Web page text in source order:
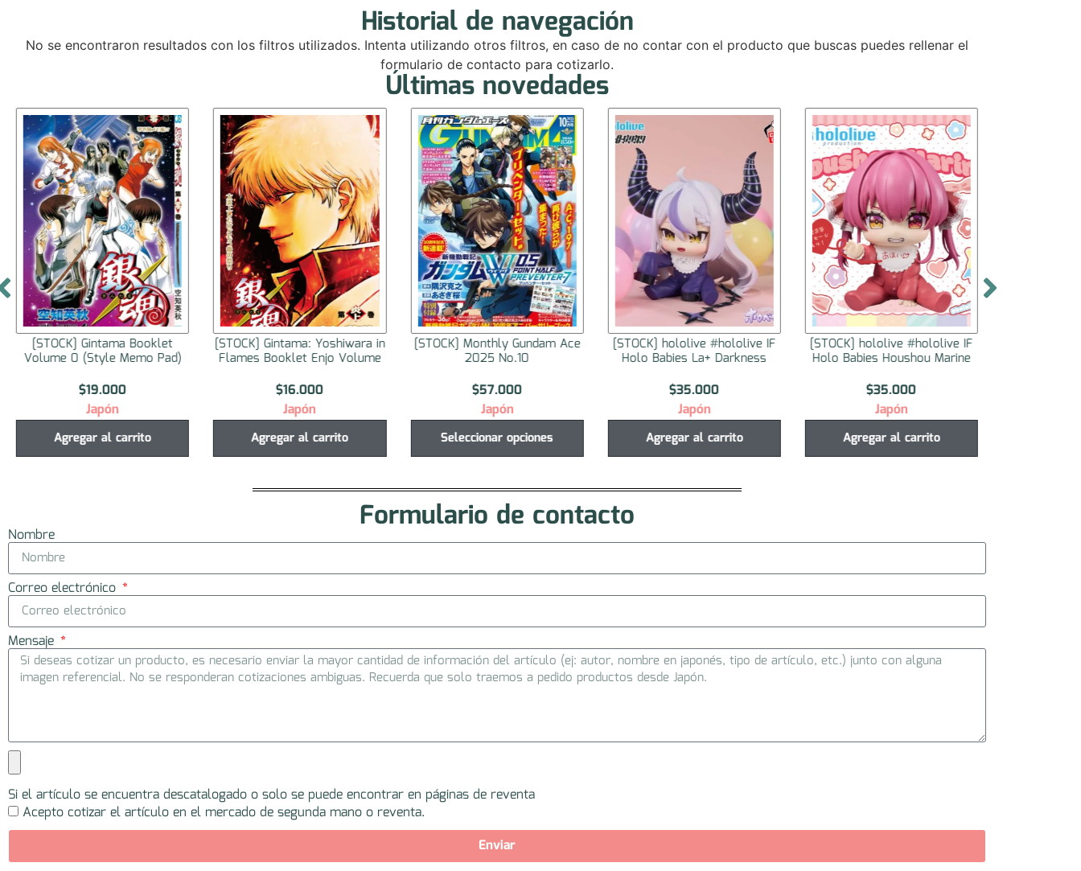
Historial de navegación
No se encontraron resultados con los filtros utilizados. Intenta utilizando otros filtros, en caso de no contar con el producto que buscas puedes rellenar el
formulario de contacto para cotizarlo.
Últimas novedades
[STOCK] Gintama Booklet
Volume 0 (Style Memo Pad)
$19.000
Japón
Agregar al carrito
[STOCK] Gintama: Yoshiwara in
Flames Booklet Enjo Volume
$16.000
Japón
Agregar al carrito
[STOCK] Monthly Gundam Ace
2025 No.10
$57.000
Japón
Seleccionar opciones
[STOCK] hololive #hololive IF
Holo Babies La+ Darkness
$35.000
Japón
Agregar al carrito
[STOCK] hololive #hololive IF
Holo Babies Houshou Marine
$35.000
Japón
Agregar al carrito
Formulario de contacto
Nombre
Correo electrónico
Mensaje
Si el artículo se encuentra descatalogado o solo se puede encontrar en páginas de reventa
Acepto cotizar el artículo en el mercado de segunda mano o reventa.
Enviar